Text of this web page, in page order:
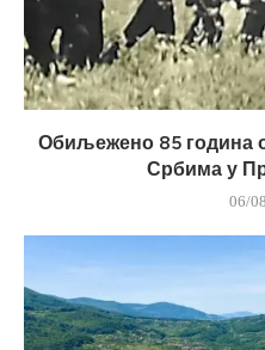
Обиљежено 85 година
Србима у
06/